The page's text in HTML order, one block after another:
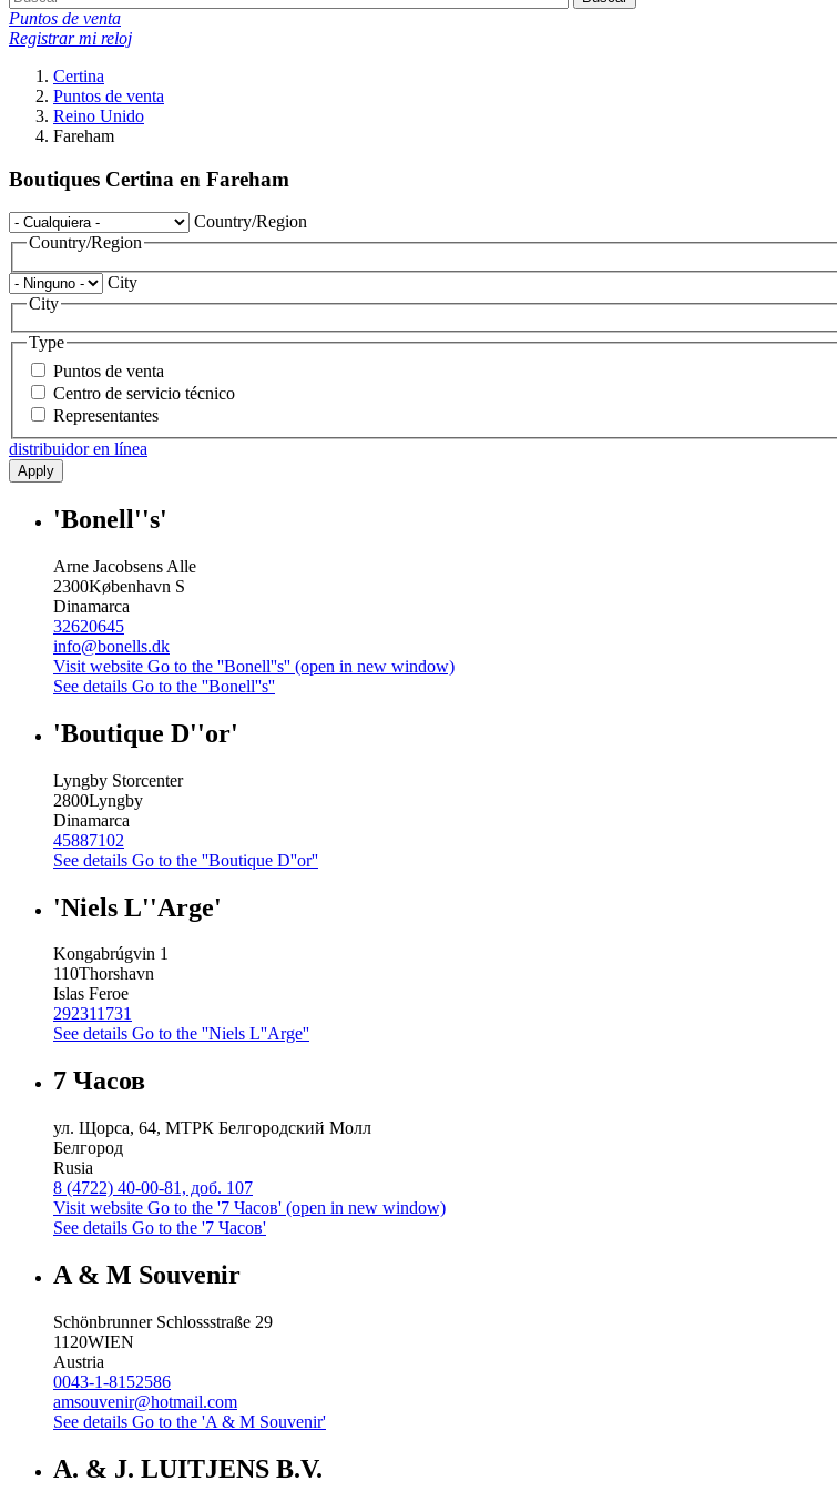
Puntos de venta
Registrar mi reloj
Certina
Puntos de venta
Reino Unido
Fareham
Boutiques Certina en Fareham
Country/Region
Country/Region
City
City
Type
Puntos de venta
Centro de servicio técnico
Representantes
distribuidor en línea
Apply
'Bonell''s'
Arne Jacobsens Alle
2300København S
Dinamarca
32620645
info@bonells.dk
Visit website Go to the ''Bonell''s'' (open in new window)
See details Go to the ''Bonell''s''
'Boutique D''or'
Lyngby Storcenter
2800Lyngby
Dinamarca
45887102
See details Go to the ''Boutique D''or''
'Niels L''Arge'
Kongabrúgvin 1
110Thorshavn
Islas Feroe
292311731
See details Go to the ''Niels L''Arge''
7 Часов
ул. Щорса, 64, МТРК Белгородский Молл
Белгород
Rusia
8 (4722) 40-00-81, доб. 107
Visit website Go to the '7 Часов' (open in new window)
See details Go to the '7 Часов'
A & M Souvenir
Schönbrunner Schlossstraße 29
1120WIEN
Austria
0043-1-8152586
amsouvenir@hotmail.com
See details Go to the 'A & M Souvenir'
A. & J. LUITJENS B.V.